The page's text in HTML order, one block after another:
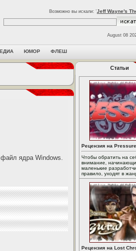
Возможно вы искали: 'Jeff Wayne's
August 08
ЮМОР ФЛЕШ
ядра Windows.
Статьи
Рецензия на Pressure
Чтобы обратить на
внимание,
маленькие
правило, уходят в
Рецензия на Lost